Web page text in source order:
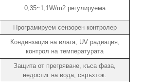
0,35~1,1W/m2 регулируема
Програмируем сензорен контролер
Кондензация на влага, UV радиация,
контрол на температурата
Защита от прегряване, къса фаза,
недостиг на вода, свръхток.